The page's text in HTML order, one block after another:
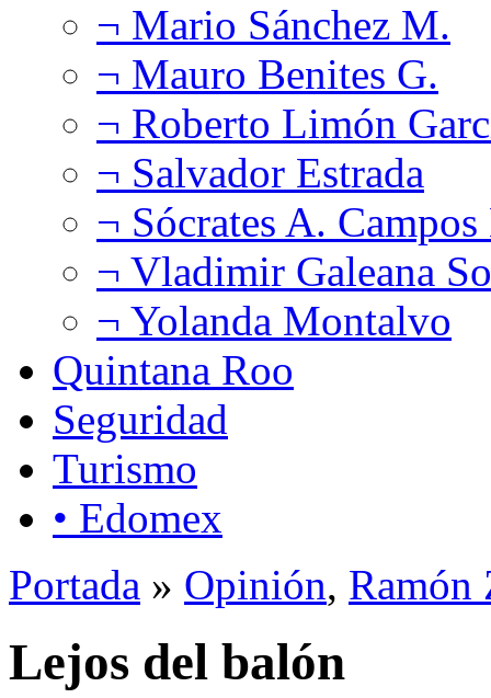
¬ Mario Sánchez M.
¬ Mauro Benites G.
¬ Roberto Limón
¬ Salvador Estrada
¬ Sócrates A.
¬ Vladimir Galeana
¬ Yolanda Montalvo
Quintana Roo
Seguridad
Turismo
• Edomex
Portada » Opinión, Ramón
Lejos del balón